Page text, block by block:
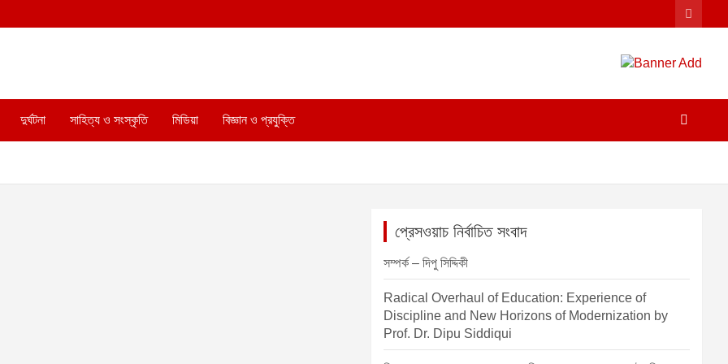
দুর্ঘটনা সাহিত্য ও সংস্কৃতি মিডিয়া বিজ্ঞান ও প্রযুক্তি
প্রেসওয়াচ নির্বাচিত সংবাদ
সম্পর্ক – দিপু সিদ্দিকী
Radical Overhaul of Education: Experience of
Discipline and New Horizons of Modernization by
Prof. Dr. Dipu Siddiqui